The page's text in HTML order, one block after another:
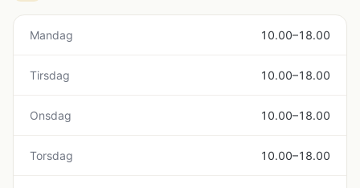
Mandag 10.00–18.00
Tirsdag 10.00–18.00
Onsdag 10.00–18.00
Torsdag 10.00–18.00